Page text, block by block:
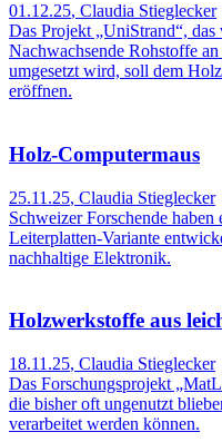
01.12.25, Claudia Stieglecker
Das Projekt „UniStrand“,
Nachwachsende Rohstoffe
umgesetzt wird, soll dem
eröffnen.
Holz-Computermaus
25.11.25, Claudia Stieglecker
Schweizer Forschende
Leiterplatten-Variante
nachhaltige Elektronik.
Holzwerkstoffe aus
18.11.25, Claudia Stieglecker
Das Forschungsprojekt
die bisher oft ungenutzt
verarbeitet werden können.